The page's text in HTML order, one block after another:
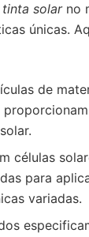
solarno
únicas.
de
células
para
variadas.